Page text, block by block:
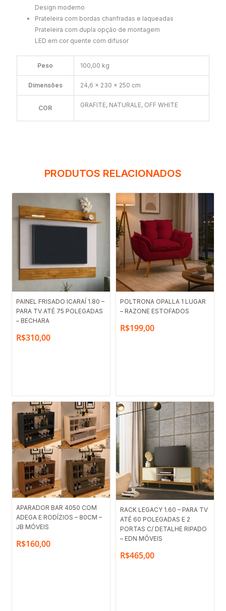
Design moderno
Prateleira com bordas chanfradas e laqueadas
Prateleira com dupla opção de montagem
LED em cor quente com difusor
Peso 100,00 kg
Dimensões 24,6 × 230 × 250 cm
COR GRAFITE, NATURALE, OFF WHITE
PRODUTOS RELACIONADOS
PAINEL FRISADO ICARAÍ 1.80 –
PARA TV ATÉ 75 POLEGADAS
– BECHARA
R$310,00
POLTRONA OPALLA 1 LUGAR
– RAZONE ESTOFADOS
R$199,00
APARADOR BAR 4050 COM
ADEGA E RODÍZIOS – 80CM –
JB MÓVEIS
R$160,00
RACK LEGACY 1.60 – PARA TV
ATÉ 60 POLEGADAS E 2
PORTAS C/ DETALHE RIPADO
– EDN MÓVEIS
R$465,00